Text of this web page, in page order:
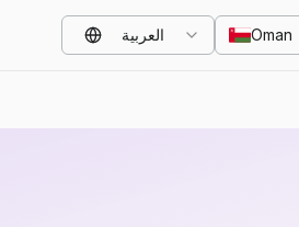
Oman العربية